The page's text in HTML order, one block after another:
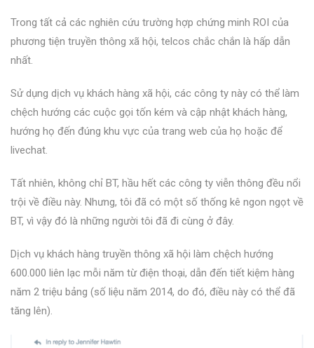
Trong tất cả các nghiên cứu trường hợp chứng minh ROI của
phương tiện truyền thông xã hội, telcos chắc chắn là hấp dẫn
nhất.
Sử dụng dịch vụ khách hàng xã hội, các công ty này có thể làm
chệch hướng các cuộc gọi tốn kém và cập nhật khách hàng,
hướng họ đến đúng khu vực của trang web của họ hoặc để
livechat.
Tất nhiên, không chỉ BT, hầu hết các công ty viễn thông đều nổi
trội về điều này. Nhưng, tôi đã có một số thống kê ngon ngọt về
BT, vì vậy đó là những người tôi đã đi cùng ở đây.
Dịch vụ khách hàng truyền thông xã hội làm chệch hướng
600.000 liên lạc mỗi năm từ điện thoại, dẫn đến tiết kiệm hàng
năm 2 triệu bảng (số liệu năm 2014, do đó, điều này có thể đã
tăng lên).